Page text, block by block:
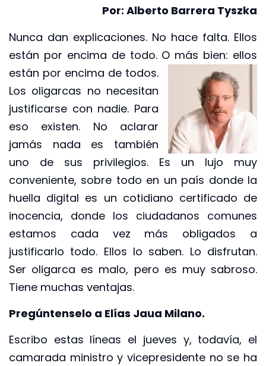
Por: Alberto Barrera Tyszka
Nunca dan explicaciones. No hace falta. Ellos
están por encima de todo. O más bien: ellos
están por encima de todos.
Los oligarcas no necesitan
justificarse con nadie. Para
eso existen. No aclarar
jamás nada es también
uno de sus privilegios. Es un lujo muy
conveniente, sobre todo en un país donde la
huella digital es un cotidiano certificado de
inocencia, donde los ciudadanos comunes
estamos cada vez más obligados a
justificarlo todo. Ellos lo saben. Lo disfrutan.
Ser oligarca es malo, pero es muy sabroso.
Tiene muchas ventajas.
Pregúntenselo a Elías Jaua Milano.
Escribo estas líneas el jueves y, todavía, el
camarada ministro y vicepresidente no se ha